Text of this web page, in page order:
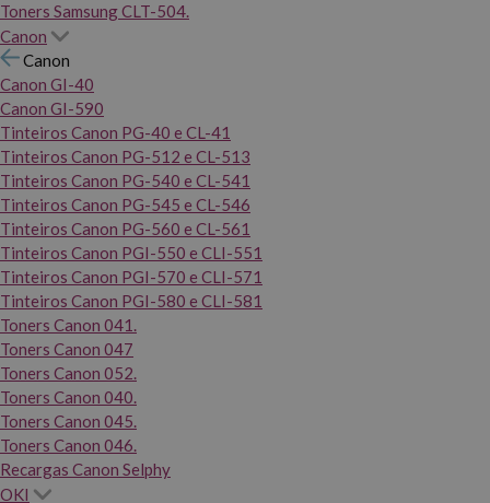
Toners Samsung CLT-504.
Canon
Canon
Canon GI-40
Canon GI-590
Tinteiros Canon PG-40 e CL-41
Tinteiros Canon PG-512 e CL-513
Tinteiros Canon PG-540 e CL-541
Tinteiros Canon PG-545 e CL-546
Tinteiros Canon PG-560 e CL-561
Tinteiros Canon PGI-550 e CLI-551
Tinteiros Canon PGI-570 e CLI-571
Tinteiros Canon PGI-580 e CLI-581
Toners Canon 041.
Toners Canon 047
Toners Canon 052.
Toners Canon 040.
Toners Canon 045.
Toners Canon 046.
Recargas Canon Selphy
OKI